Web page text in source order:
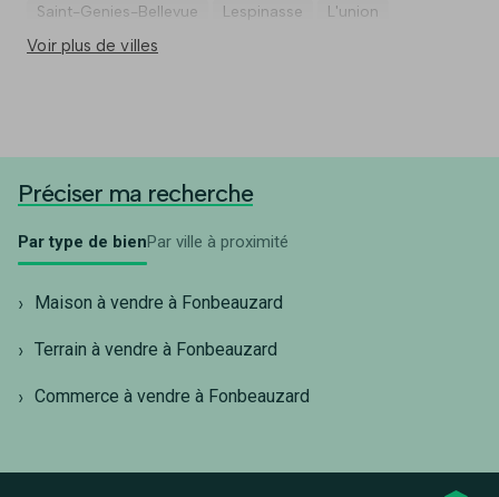
Saint-Genies-Bellevue
Lespinasse L'union
Voir plus de villes
Préciser ma recherche
Par type de bienPar ville à proximité
Maison à vendre à Fonbeauzard
Terrain à vendre à Fonbeauzard
Commerce à vendre à Fonbeauzard